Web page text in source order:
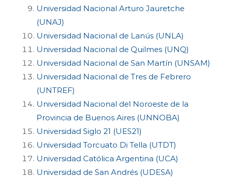
Universidad Nacional Arturo Jauretche
(UNAJ)
Universidad Nacional de Lanús (UNLA)
Universidad Nacional de Quilmes (UNQ)
Universidad Nacional de San Martín (UNSAM)
Universidad Nacional de Tres de Febrero
(UNTREF)
Universidad Nacional del Noroeste de la
Provincia de Buenos Aires (UNNOBA)
Universidad Siglo 21 (UES21)
Universidad Torcuato Di Tella (UTDT)
Universidad Católica Argentina (UCA)
Universidad de San Andrés (UDESA)